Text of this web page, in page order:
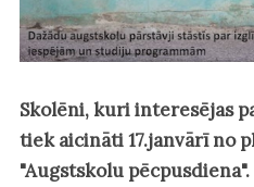
Skolēni, kuri interesējas
tiek aicināti 17.janvārī no
"Augstskolu